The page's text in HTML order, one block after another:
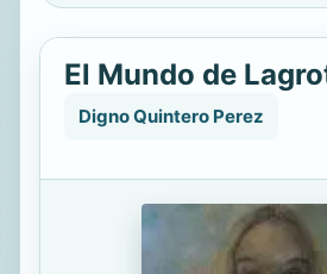
El Mundo de
Digno Quintero Perez